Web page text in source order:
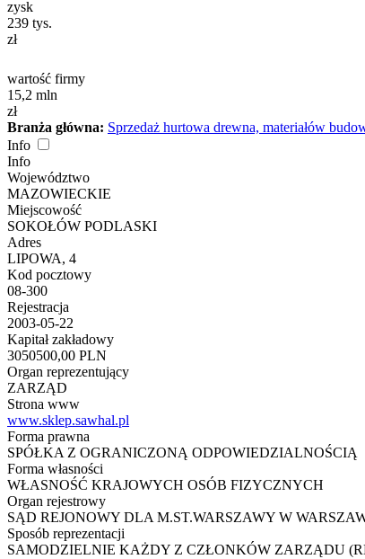
zysk
239 tys.
zł
wartość firmy
15,2 mln
zł
Branża główna: Sprzedaż hurtowa drewna, materiałów
Info
Info
Województwo
MAZOWIECKIE
Miejscowość
SOKOŁÓW PODLASKI
Adres
LIPOWA, 4
Kod pocztowy
08-300
Rejestracja
2003-05-22
Kapitał zakładowy
3050500,00 PLN
Organ reprezentujący
ZARZĄD
Strona www
www.sklep.sawhal.pl
Forma prawna
SPÓŁKA Z OGRANICZONĄ ODPOWIEDZIALNOŚCIĄ
Forma własności
WŁASNOŚĆ KRAJOWYCH OSÓB FIZYCZNYCH
Organ rejestrowy
SĄD REJONOWY DLA M.ST.WARSZAWY W
Sposób reprezentacji
SAMODZIELNIE KAŻDY Z CZŁONKÓW ZARZĄDU